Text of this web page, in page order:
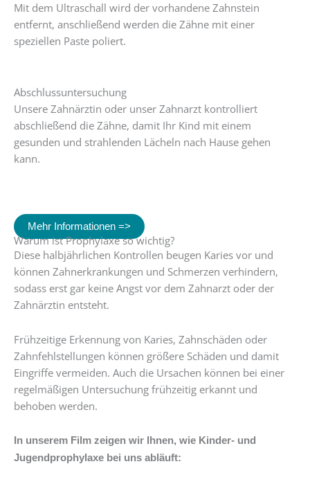
Mit dem Ultraschall wird der vorhandene Zahnstein
entfernt, anschließend werden die Zähne mit einer
speziellen Paste poliert.
Abschlussuntersuchung
Unsere Zahnärztin oder unser Zahnarzt kontrolliert
abschließend die Zähne, damit Ihr Kind mit einem
gesunden und strahlenden Lächeln nach Hause gehen
kann.
Mehr Informationen =>
Warum ist Prophylaxe so wichtig?
Diese halbjährlichen Kontrollen beugen Karies vor und
können Zahnerkrankungen und Schmerzen verhindern,
sodass erst gar keine Angst vor dem Zahnarzt oder der
Zahnärztin entsteht.
Frühzeitige Erkennung von Karies, Zahnschäden oder
Zahnfehlstellungen können größere Schäden und damit
Eingriffe vermeiden. Auch die Ursachen können bei einer
regelmäßigen Untersuchung frühzeitig erkannt und
behoben werden.
In unserem Film zeigen wir Ihnen, wie Kinder- und
Jugendprophylaxe bei uns abläuft: